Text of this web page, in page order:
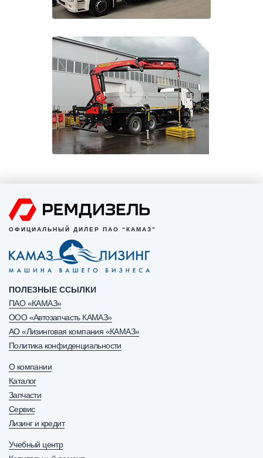
ОФИЦИАЛЬНЫЙ ДИЛЕР ПАО “КАМАЗ”
ПОЛЕЗНЫЕ ССЫЛКИ
ПАО «КАМАЗ»
ООО «Автозапчасть КАМАЗ»
АО «Лизинговая компания «КАМАЗ»
Политика конфиденциальности
О компании
Каталог
Запчасти
Сервис
Лизинг и кредит
Учебный центр